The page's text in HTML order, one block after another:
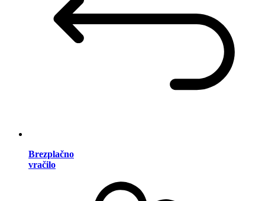
Brezplačno
vračilo